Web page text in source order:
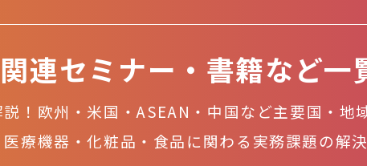
連セミナー・書籍など一
！欧州・米国・ASEAN・中国など主要国・
療機器・化粧品・食品に関わる実務課題の解